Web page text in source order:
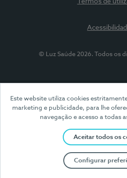
Este website utiliza cookies
marketing e publicidade, para lhe
navegação e acesso a todas
Aceitar todos os
Configurar
Termos de
© Luz Saúde 2026. Todos os